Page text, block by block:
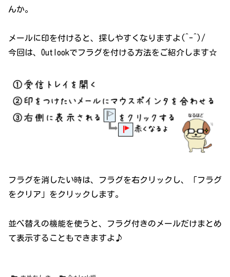
んか。
メールに印を付けると、探しやすくなりますよ(^-^)/
今回は、Outlookでフラグを付ける方法をご紹介します☆
フラグを消したい時は、フラグを右クリックし、「フラグ
をクリア」をクリックします。
並べ替えの機能を使うと、フラグ付きのメールだけまとめ
て表示することもできますよ♪